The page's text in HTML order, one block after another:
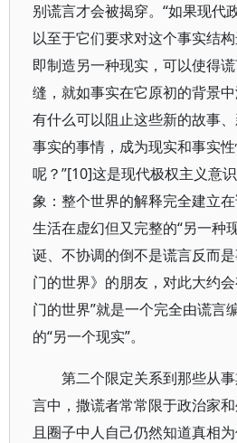
别谎言才会被揭穿。“如果现代
以至于它们要求对这个事实结
即制造另一种现实，可以使得
缝，就如事实在它原初的背景
有什么可以阻止这些新的故事
事实的事情，成为现实和事实
呢？”[10]这是现代极权主义意
象：整个世界的解释完全建立
生活在虚幻但又完整的“另一种
诞、不协调的倒不是谎言反而
门的世界》的朋友，对此大约
门的世界”就是一个完全由谎言
的“另一个现实”。
第二个限定关系到那些从
言中，撒谎者常常限于政治家
且圈子中人自己仍然知道真相